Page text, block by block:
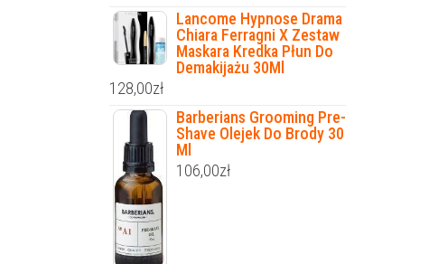
Lancome Hypnose Drama
Chiara Ferragni X Zestaw
Maskara Kredka Płun Do
Demakijażu 30Ml
128,00zł
Barberians Grooming Pre-
Shave Olejek Do Brody 30
Ml
106,00zł